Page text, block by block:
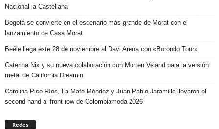
Nacional la Castellana
Bogotá se convierte en el escenario más grande de Morat con el
lanzamiento de Casa Morat
Beéle llega este 28 de noviembre al Davi Arena con «Borondo Tour»
Caterina Nix y su nueva colaboración con Morten Veland para la versión
metal de California Dreamin
Carolina Pico Ríos, La Mafe Méndez y Juan Pablo Jaramillo llevaron el
second hand al front row de Colombiamoda 2026
Redes